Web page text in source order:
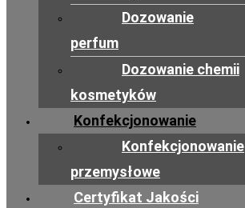
Dozowanie
perfum
Dozowanie chemii
kosmetyków
Konfekcjonowanie
Konfekcjonowanie
przemysłowe
Certyfikat Jakości